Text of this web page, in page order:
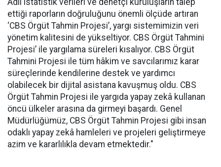
Adli istatistik verileri ve denetçi kuruluşların talep
ettiği raporların doğruluğunu önemli ölçüde artıran
‘CBS Örgüt Tahmin Projesi’, yargı sistemimizin veri
yönetim kalitesini de yükseltiyor. CBS Örgüt Tahmini
Projesi’ ile yargılama süreleri kısalıyor. CBS Örgüt
Tahmini Projesi ile tüm hâkim ve savcılarımız karar
süreçlerinde kendilerine destek ve yardımcı
olabilecek bir dijital asistana kavuşmuş oldu. CBS
Örgüt Tahmin Projesi ile yargıda yapay zekâ kullanan
öncü ülkeler arasına da girmeyi başardı. Genel
Müdürlüğümüz, CBS Örgüt Tahmin Projesi gibi insan
odaklı yapay zekâ hamleleri ve projeleri geliştirmeye
azim ve kararlılıkla devam etmektedir."